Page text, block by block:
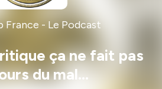
France - Le Podcast
ça ne fait pas
du mal...